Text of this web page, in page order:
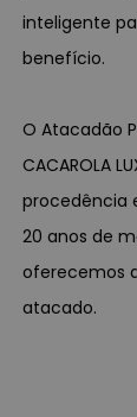
inteligente
benefício.
O Atacadão
CACAROLA
procedência
20 anos de
oferecemos
atacado.